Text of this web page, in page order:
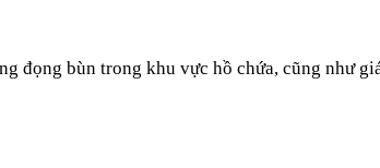
đọng bùn trong khu vực hồ chứa, cũng như